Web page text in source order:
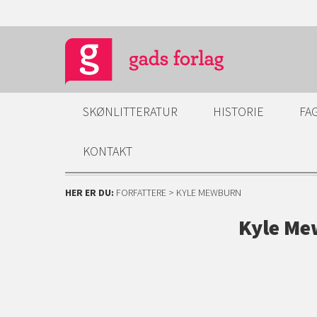
SKØNLITTERATUR HISTORIE
KONTAKT
HER ER DU: FORFATTERE > KYLE MEWBURN
Kyle